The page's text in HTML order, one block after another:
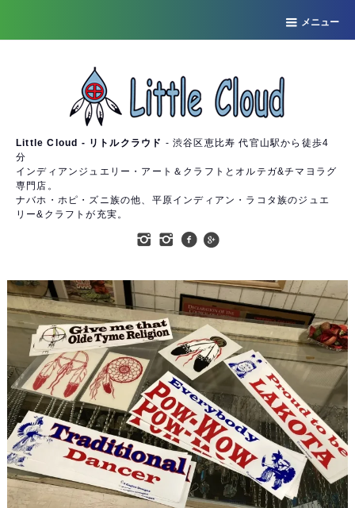
メニュー
Little Cloud - リトルクラウド - 渋谷区恵比寿 代官山駅から徒歩4
分
インディアンジュエリー・アート＆クラフトとオルテガ&チマヨラグ
専門店。
ナバホ・ホピ・ズニ族の他、平原インディアン・ラコタ族のジュエ
リー&クラフトが充実。